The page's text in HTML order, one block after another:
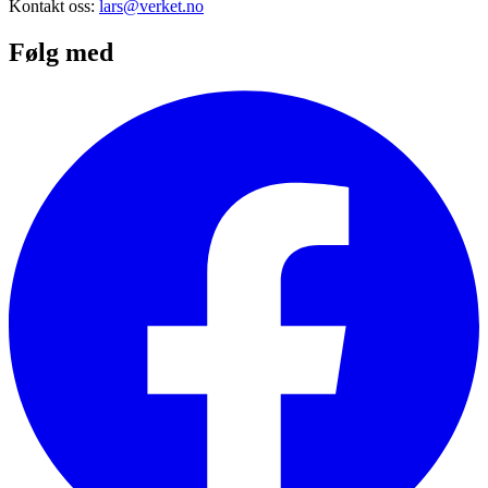
Kontakt oss: lars@verket.no
Følg med